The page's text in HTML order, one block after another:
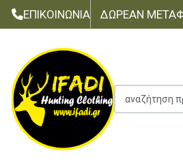
ΕΠΙΚΟΙΝΩΝΊΑ ΔΩΡΕΆΝ
αναζήτηση